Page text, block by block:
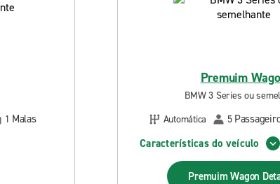
1 Malas
Premuim
BMW 3 Series ou
Automática
5
Características do veículo
Premuim Wagon